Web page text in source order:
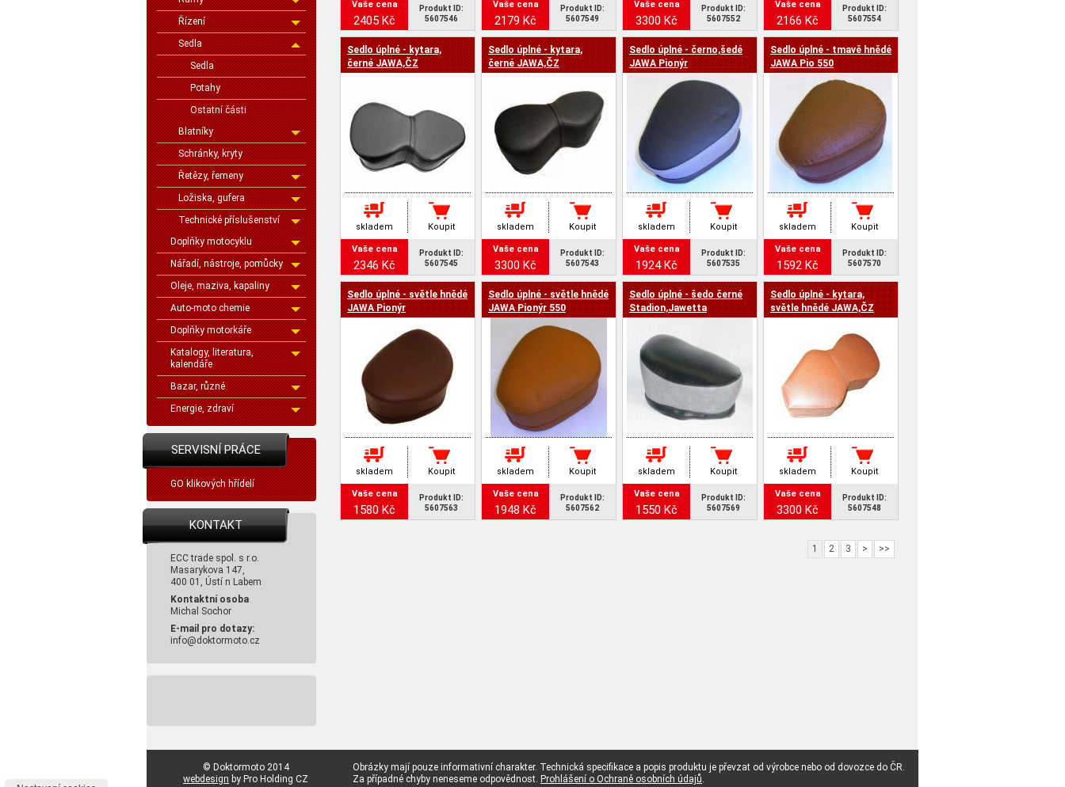
Řízení
Sedla
Sedla
Potahy
Ostatní části
Blatníky
Schránky, kryty
Řetězy, řemeny
Ložiska, gufera
Technické příslušenství
Doplňky motocyklu
Nářadí, nástroje, pomůcky
Oleje, maziva, kapaliny
Auto-moto chemie
Doplňky motorkáře
Katalogy, literatura,
kalendáře
Bazar, různé
Energie, zdraví
SERVISNÍ PRÁCE
GO klikových hřídelí
KONTAKT
ECC trade spol. s r.o.
Masarykova 147,
400 01, Ústí n Labem
Kontaktní osoba
Michal Sochor
E-mail pro dotazy:
info@doktormoto.cz
Vaše cena
2405 Kč
Produkt ID:
5607546
Vaše cena
2179 Kč
Produkt ID:
5607549
Vaše cena
3300 Kč
Produkt ID:
5607552
Vaše cena
2166 Kč
Produkt ID:
5607554
Sedlo úplné - kytara,
černé JAWA,ČZ
skladem Koupit
Vaše cena
2346 Kč
Produkt ID:
5607545
Sedlo úplné - kytara,
černé JAWA,ČZ
skladem Koupit
Vaše cena
3300 Kč
Produkt ID:
5607543
Sedlo úplné - černo,šedé
JAWA Pionýr
skladem Koupit
Vaše cena
1924 Kč
Produkt ID:
5607535
Sedlo úplné - tmavě hnědé
JAWA Pio 550
skladem Koupit
Vaše cena
1592 Kč
Produkt ID:
5607570
Sedlo úplné - světle hnědé
JAWA Pionýr
skladem Koupit
Vaše cena
1580 Kč
Produkt ID:
5607563
Sedlo úplné - světle hnědé
JAWA Pionýr 550
skladem Koupit
Vaše cena
1948 Kč
Produkt ID:
5607562
Sedlo úplné - šedo černé
Stadion,Jawetta
skladem Koupit
Vaše cena
1550 Kč
Produkt ID:
5607569
Sedlo úplné - kytara,
světle hnědé JAWA,ČZ
skladem Koupit
Vaše cena
3300 Kč
Produkt ID:
5607548
1 2 3 > >>
© Doktormoto 2014
webdesign by Pro Holding CZ
Obrázky mají pouze informativní charakter. Technická specifikace a popis produktu je převzat od výrobce nebo od dovozce do ČR.
Za případné chyby neneseme odpovědnost. Prohlášení o Ochraně osobních údajů.